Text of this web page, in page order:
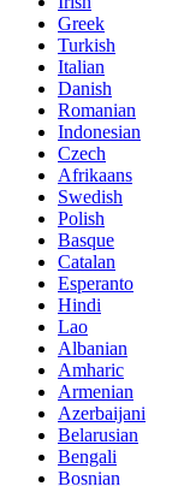
Greek
Turkish
Italian
Danish
Romanian
Indonesian
Czech
Afrikaans
Swedish
Polish
Basque
Catalan
Esperanto
Hindi
Lao
Albanian
Amharic
Armenian
Azerbaijani
Belarusian
Bengali
Bosnian